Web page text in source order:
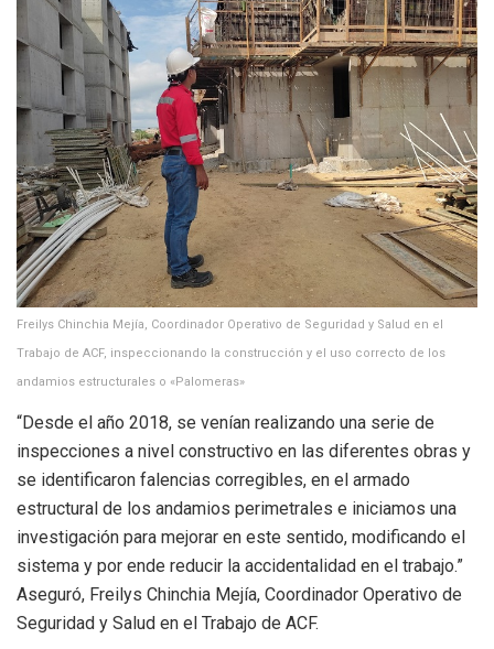
Freilys Chinchia Mejía, Coordinador Operativo de Seguridad y Salud en el
Trabajo de ACF, inspeccionando la construcción y el uso correcto de los
andamios estructurales o «Palomeras»
“Desde el año 2018, se venían realizando una serie de
inspecciones a nivel constructivo en las diferentes obras y
se identificaron falencias corregibles, en el armado
estructural de los andamios perimetrales e iniciamos una
investigación para mejorar en este sentido, modificando el
sistema y por ende reducir la accidentalidad en el trabajo.”
Aseguró, Freilys Chinchia Mejía, Coordinador Operativo de
Seguridad y Salud en el Trabajo de ACF.